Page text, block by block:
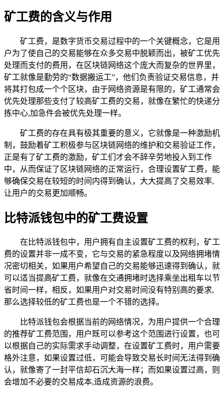
矿工费的含义与作用
矿工费，是数字货币交易过程中的一个关键概念，它是用
户为了使自己的交易能够在众多交易中脱颖而出，被矿工优先
处理而支付的费用，在区块链网络这个庞大而复杂的世界里，
矿工就像是勤劳的“数据搬运工”，他们负责验证交易信息，并
将其打包成一个个区块，由于网络资源是有限的，矿工通常会
优先处理那些支付了较高矿工费的交易，就像在繁忙的快递分
拣中心,加急件会被优先处理一样。
矿工费的存在具有极其重要的意义，它就像是一种激励机
制，鼓励着矿工积极参与区块链网络的维护和交易验证工作，
正是有了矿工费的激励，矿工们才会不辞辛劳地投入到工作
中，从而保证了区块链网络的正常运行，合理设置矿工费，能
够确保交易在较短的时间内得到确认，大大提高了交易效率,
让用户的交易更加顺畅。
比特派钱包中的矿工费设置
在比特派钱包中，用户拥有自主设置矿工费的权利，矿工
费的设置并非一成不变，它与交易的紧急程度以及网络拥堵情
况密切相关，如果用户希望自己的交易能够迅速得到确认，就
可以适当提高矿工费，就像在交通拥堵时选择乘坐出租车以节
省时间一样，相反，如果用户对交易时间没有特别高的要求,
那么选择较低的矿工费也是一个不错的选择。
比特派钱包会根据当前的网络情况，为用户提供一个合理
的推荐矿工费范围，用户既可以参考这个范围进行设置，也可
以根据自己的实际需求手动调整，在设置矿工费时，用户需要
格外注意，如果设置过低，可能会导致交易长时间无法得到确
认，就像寄了一封平信却石沉大海一样；而如果设置过高，则
会增加不必要的交易成本,造成资源的浪费。